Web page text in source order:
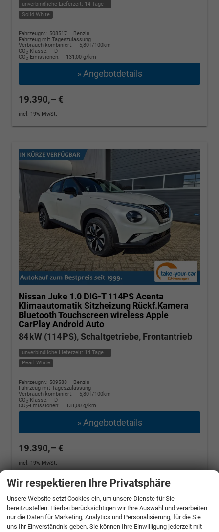
unverbindliche Lieferzeit: 14 Tage
Solid White
Fahrzeugnr.: 508517
Benzin
Fahrzeug mit Tageszulassung
Verbrauch kombiniert:
5,80 l/100km
CO2-Klasse:
D
CO2-Emissionen: 131,00 g/km
» Angebotdetails
19.390,– €
incl. 19% MwSt.
Nissan Juke 1.0 DIG-T 114PS Acenta
Klimaautomatik Sitzheizung Rückf.Kamera
Bluetooth Touchscreen wireless Apple
CarPlay Android Auto
84 kW (114 PS), Schaltgetriebe, Frontantrieb
unverbindliche Lieferzeit: 14 Tage
Pearl White
Fahrzeugnr.: 509588
Benzin
Fahrzeug mit Tageszulassung
Verbrauch kombiniert:
5,80 l/100km
CO2-Klasse:
D
CO2-Emissionen: 131,00 g/km
» Angebotdetails
19.390,– €
incl. 19% MwSt.
Wir respektieren Ihre Privatsphäre
Unsere Website setzt Cookies ein, um unsere Dienste für Sie
bereitzustellen. Hierbei berücksichtigen wir Ihre Auswahl und verarbeiten
nur die Daten für Marketing, Analytics und Personalisierung, für die Sie
uns Ihr Einverständnis geben. Sie können Ihre Einwilligung jederzeit mit